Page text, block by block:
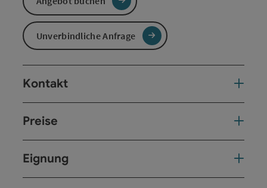
Unverbindliche Anfrage
Kontakt
Preise
Eignung